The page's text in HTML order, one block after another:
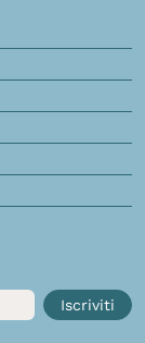
Iscriviti